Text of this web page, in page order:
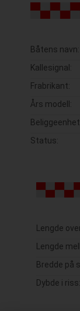
Båtens navn:
Kallesignal:
Frabrikant:
Års modell:
Status:
Lengde
Lengde
Bredde på
Dybde i riss: